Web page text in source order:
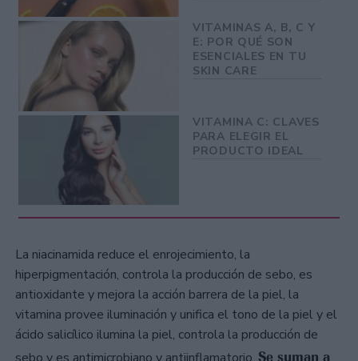
VITAMINAS A, B, C Y
E: POR QUÉ SON
ESENCIALES EN TU
SKIN CARE
VITAMINA C: CLAVES
PARA ELEGIR EL
PRODUCTO IDEAL
La niacinamida reduce el enrojecimiento, la
hiperpigmentación, controla la producción de sebo, es
antioxidante y mejora la acción barrera de la piel, la
vitamina provee iluminación y unifica el tono de la piel y el
ácido salicílico ilumina la piel, controla la producción de
Se suman a